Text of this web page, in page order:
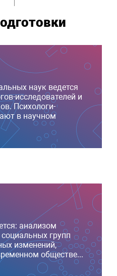
наук ведется
исследователей и
Психологи-
в научном
анализом
групп
изменений,
обществе...